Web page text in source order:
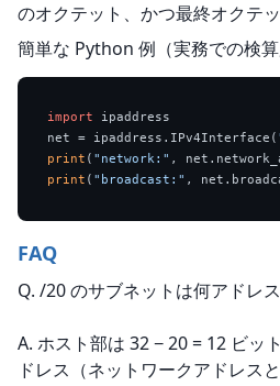
のオクテット、かつ最終オクテッ
簡単な Python 例（実務での検
import ipaddress
net = ipaddress.IPv4Interface(
print ( "network:"
print ( "broadcast:"
FAQ
Q. /20 のサブネットは何アドレ
A. ホスト部は 32 − 20 = 12 ビット
ドレス（ネットワークアドレス